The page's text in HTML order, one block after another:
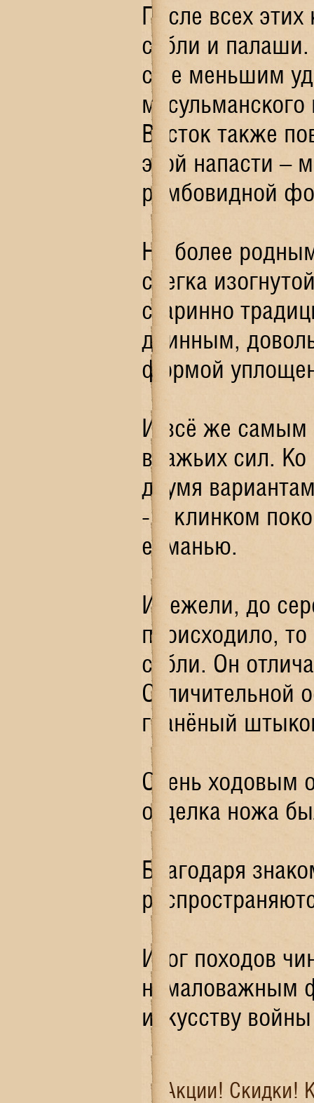
После всех
сабли и палаши.
с не меньшим
Восток также
этой напасти –
ромбовидной
Но более
слегка
старинно
длинным,
формой
И всё же самым
вражьих сил.
двумя
- с клинком
елманью.
И, ежели, до
происходило,
сабли. Он
Отличительной
гранёный
Очень ходовым
отделка ножа
Благодаря
Итог походов
немаловажным
искусству
Акции! Скидки!